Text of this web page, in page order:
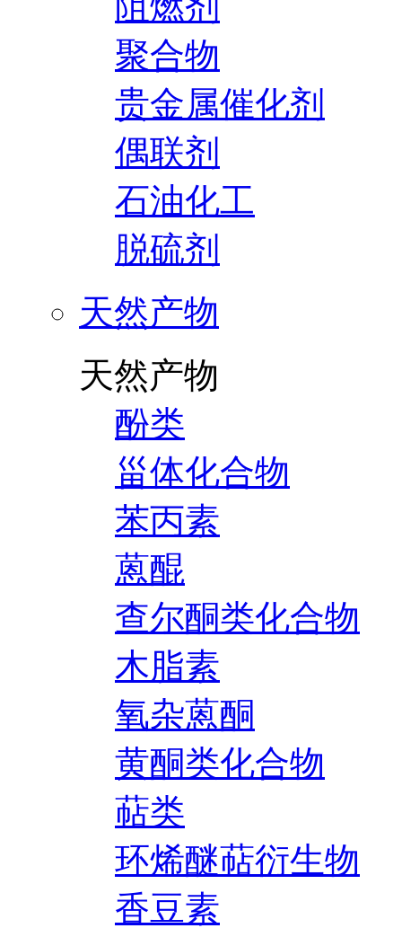
聚合物
贵金属催化剂
偶联剂
石油化工
脱硫剂
天然产物
天然产物
酚类
甾体化合物
苯丙素
蒽醌
查尔酮类化合物
木脂素
氧杂蒽酮
黄酮类化合物
萜类
环烯醚萜衍生物
香豆素